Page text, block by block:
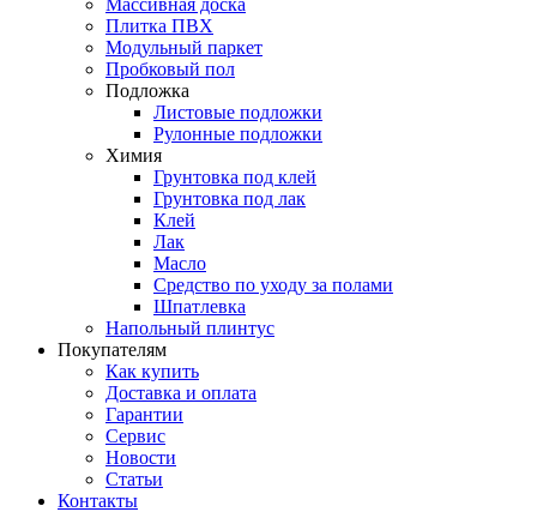
Массивная доска
Плитка ПВХ
Модульный паркет
Пробковый пол
Подложка
Листовые подложки
Рулонные подложки
Химия
Грунтовка под клей
Грунтовка под лак
Клей
Лак
Масло
Средство по уходу за полами
Шпатлевка
Напольный плинтус
Покупателям
Как купить
Доставка и оплата
Гарантии
Сервис
Новости
Статьи
Контакты